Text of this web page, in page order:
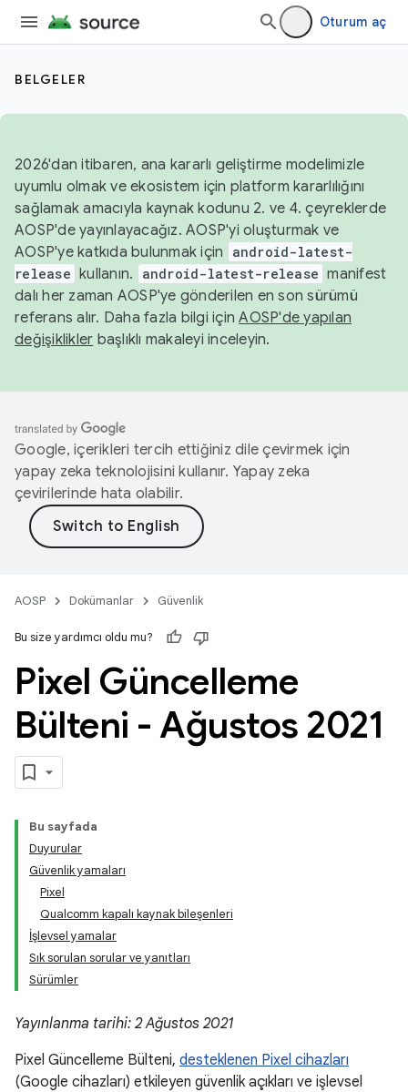
Oturum aç
BELGELER
2026'dan itibaren, ana kararlı geliştirme modelimizle
uyumlu olmak ve ekosistem için platform kararlılığını
sağlamak amacıyla kaynak kodunu 2. ve 4. çeyreklerde
AOSP'de yayınlayacağız. AOSP'yi oluşturmak ve
AOSP'ye katkıda bulunmak için
android-latest-
release kullanın. android-latest-release manifest
dalı her zaman AOSP'ye gönderilen en son sürümü
referans alır. Daha fazla bilgi içinAOSP'de yapılan
değişiklikler başlıklı makaleyi inceleyin.
Google, içerikleri tercih ettiğiniz dile çevirmek için
yapay zeka teknolojisini kullanır. Yapay zeka
çevirilerinde hata olabilir.
AOSP Dokümanlar Güvenlik
Bu size yardımcı oldu mu?
Pixel Güncelleme
Bülteni - Ağustos 2021
Bu sayfada
Duyurular
Güvenlik yamaları
Pixel
Qualcomm kapalı kaynak bileşenleri
İşlevsel yamalar
Sık sorulan sorular ve yanıtları
Sürümler
Yayınlanma tarihi: 2 Ağustos 2021
Pixel Güncelleme Bülteni, desteklenen Pixel cihazları
(Google cihazları) etkileyen güvenlik açıkları ve işlevsel